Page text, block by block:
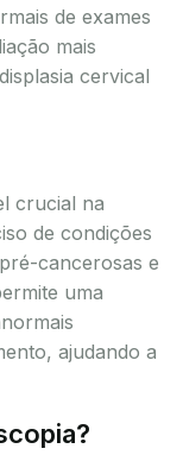
de exames
mais
cervical
crucial na
de condições
cancerosas e
uma
ajudando a